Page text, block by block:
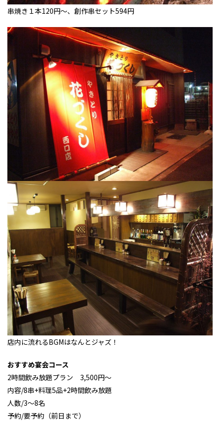
串焼き１本120円～、創作串セット594円
店内に流れるBGMはなんとジャズ！
おすすめ宴会コース
2時間飲み放題プラン 3,500円～
内容/8串+料理5品+2時間飲み放題
人数/3～8名
予約/要予約（前日まで）